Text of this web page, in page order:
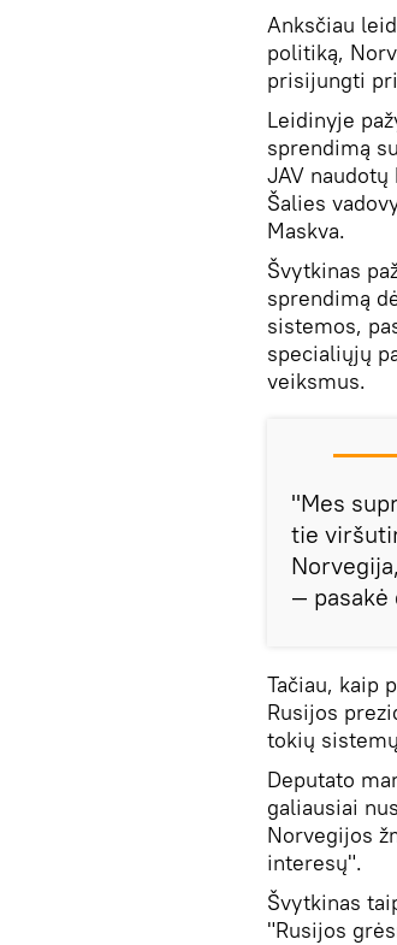
Anksčiau
politiką,
prisijungti
Leidinyje
sprendimą
JAV
Šalies
Maskva.
Švytkinas
sprendimą
sistemos,
specialiųjų
veiksmus.
"Mes
tie
— pasakė
Tačiau, kaip
Rusijos
tokių
Deputato
galiausiai
Norvegijos
interesų".
Švytkinas
"Rusijos